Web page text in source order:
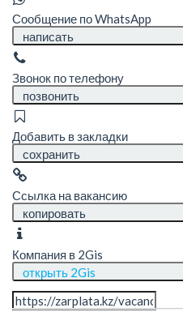
Сообщение по WhatsApp
написать
Звонок по телефону
позвонить
Добавить в закладки
сохранить
Ссылка на вакансию
копировать
Компания в 2Gis
открыть 2Gis